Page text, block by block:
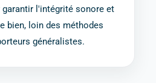
garantir l'intégrité sonore et
bien, loin des méthodes
généralistes.